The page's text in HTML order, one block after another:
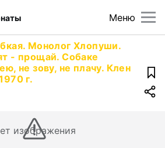
Меню
Монолог Хлопуши.
- прощай. Собаке
не зову, не плачу. Клен
г.
изображения